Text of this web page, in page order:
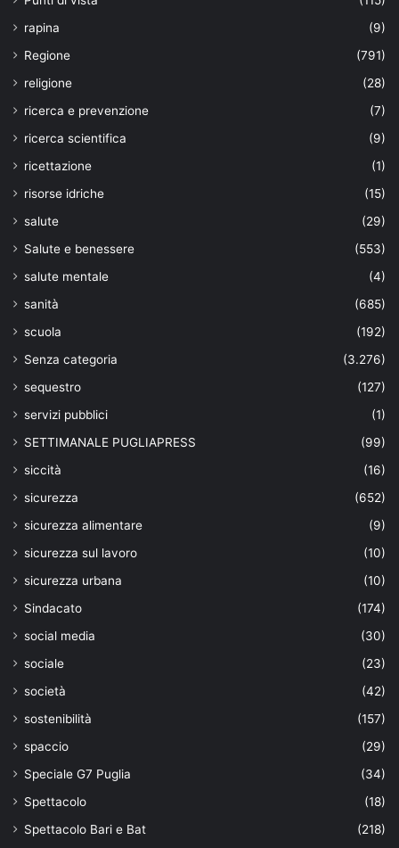
rapina
(9)
Regione
(791)
religione
(28)
ricerca e prevenzione
(7)
ricerca scientifica
(9)
ricettazione
(1)
risorse idriche
(15)
salute
(29)
Salute e benessere
(553)
salute mentale
(4)
sanità
(685)
scuola
(192)
Senza categoria
(3.276)
sequestro
(127)
servizi pubblici
(1)
SETTIMANALE PUGLIAPRESS
(99)
siccità
(16)
sicurezza
(652)
sicurezza alimentare
(9)
sicurezza sul lavoro
(10)
sicurezza urbana
(10)
Sindacato
(174)
social media
(30)
sociale
(23)
società
(42)
sostenibilità
(157)
spaccio
(29)
Speciale G7 Puglia
(34)
Spettacolo
(18)
Spettacolo Bari e Bat
(218)